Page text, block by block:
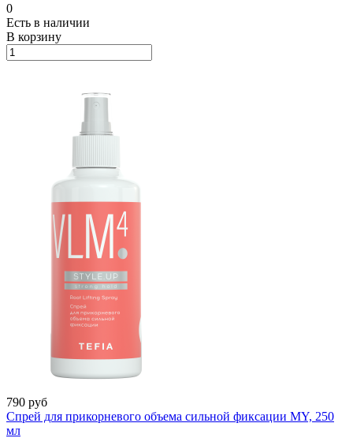
0
Есть в наличии
В корзину
790 руб
Спрей для прикорневого объема сильной фиксации MY, 250
мл